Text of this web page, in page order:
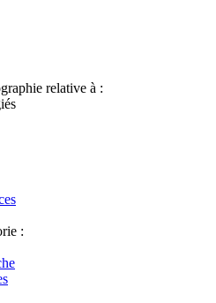
relative à :
: